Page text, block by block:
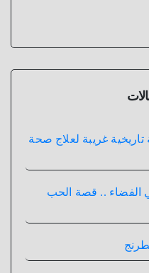
تاريخية غريبة لعلاج صحة
.. قصة الحب